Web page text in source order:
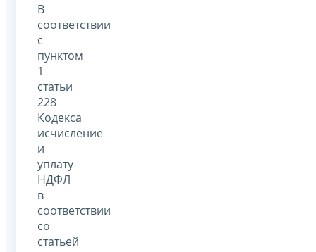
В
соответствии
с
пунктом
1
статьи
228
Кодекса
исчисление
и
уплату
НДФЛ
в
соответствии
со
статьей